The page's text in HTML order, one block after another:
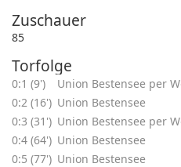
Zuschauer
85
Torfolge
0:1 (9')
Union Bestensee per
0:2 (16') Union Bestensee
0:3 (31') Union Bestensee per
0:4 (64') Union Bestensee
0:5 (77') Union Bestensee